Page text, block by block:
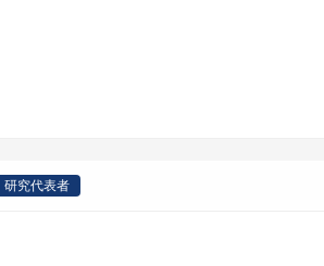
研究代表者